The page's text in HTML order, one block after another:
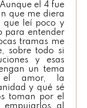
el 4 fue
que me diera
que leí poco y
para entender
tramas me
sobre todo si
y esas
un tema
el amor, la
y qué sé
toman por el
al